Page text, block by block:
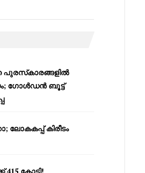
പുരസ്‌കാരങ്ങളിൽ
ഗോൾഡൻ ബൂട്ട്
കിരീടം
415 കോടി!